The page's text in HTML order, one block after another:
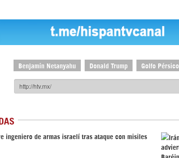
Benjamín Netanyahu Donald Trump Golfo Pérsico
ingeniero de armas israelí tras ataque con misiles